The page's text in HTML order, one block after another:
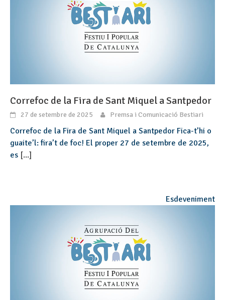
Correfoc de la Fira de Sant Miquel a Santpedor
27 de setembre de 2025 Premsa i Comunicació Bestiari
Correfoc de la Fira de Sant Miquel a Santpedor Fica-t’hi o
guaite’l: fira’t de foc! El proper 27 de setembre de 2025,
es [...]
Esdeveniment